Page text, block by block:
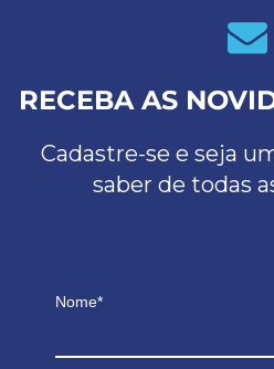
RECEBA AS
Cadastre-se e seja
saber de todas
Nome*